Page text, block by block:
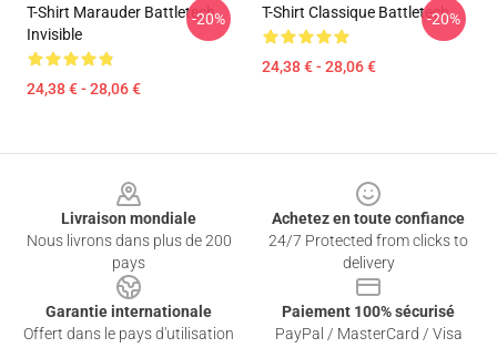
T-Shirt Marauder Battletech
Invisible
24,38 € - 28,06 €
-20% T-Shirt Classique Battletech
24,38 € - 28,06 €
-20%
Livraison mondiale
Nous livrons dans plus de 200
pays
Achetez en toute confiance
24/7 Protected from clicks to
delivery
Garantie internationale
Offert dans le pays d'utilisation
Paiement 100% sécurisé
PayPal / MasterCard / Visa